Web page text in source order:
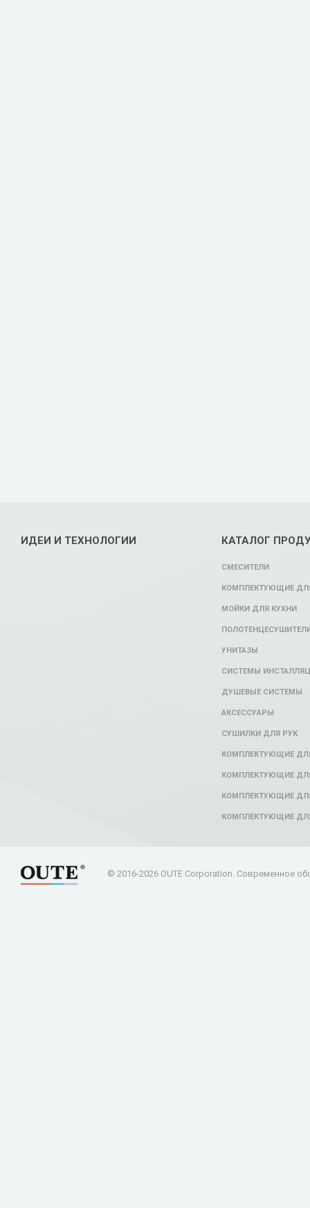
ИДЕИ И ТЕХНОЛОГИИ КАТАЛОГ
СМЕСИТЕЛИ
КОМПЛЕКТУЮЩИЕ
МОЙКИ ДЛЯ КУХНИ
УНИТАЗЫ
СИСТЕМЫ
ДУШЕВЫЕ СИСТЕМЫ
АКСЕССУАРЫ
СУШИЛКИ ДЛЯ РУК
КОМПЛЕКТУЮЩИЕ
КОМПЛЕКТУЮЩИЕ
КОМПЛЕКТУЮЩИЕ
КОМПЛЕКТУЮЩИЕ
© 2016-2026 OUTE Corporation. Современное